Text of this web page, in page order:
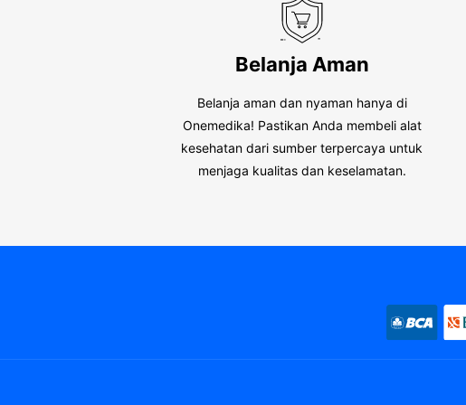
Belanja Aman
Belanja aman dan nyaman hanya di
Onemedika! Pastikan Anda membeli alat
kesehatan dari sumber terpercaya untuk
menjaga kualitas dan keselamatan.